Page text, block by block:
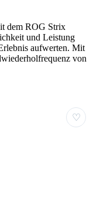
dem ROG Strix
und Leistung
aufwerten. Mit
von
♡